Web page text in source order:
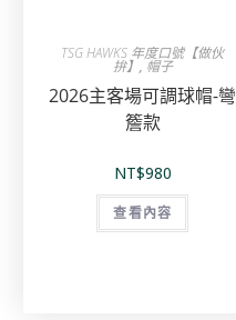
TSG HAWKS 年度口號【做伙
拚】 , 帽子
2026主客場可調球帽-彎
簷款
NT$980
查看內容